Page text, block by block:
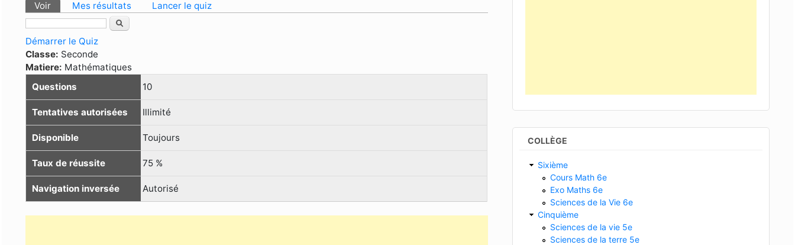
Onglets principaux
Voir (onglet actif)
Mes résultats Lancer le quiz
Formulaire de recherche
Rechercher
Démarrer le Quiz
Classe: Seconde
Matiere: Mathématiques
Questions
10
Tentatives autorisées Illimité
Disponible Toujours
Taux de réussite 75 %
Navigation inversée Autorisé
COLLÈGE
Sixième
Cours Math 6e
Exo Maths 6e
Sciences de la Vie 6e
Cinquième
Sciences de la vie 5e
Sciences de la terre 5e